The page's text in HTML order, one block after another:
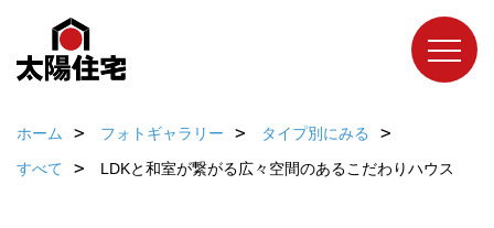
ホーム フォトギャラリー
タイプ別にみる
すべて
LDKと和室が繋がる広々空間のあるこだわりハウス